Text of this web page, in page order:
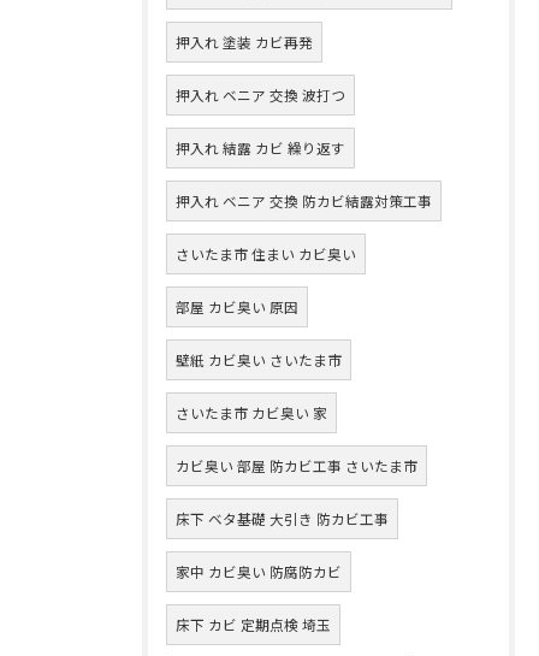
押入れ 塗装 カビ再発
押入れ ベニア 交換 波打つ
押入れ 結露 カビ 繰り返す
押入れ ベニア 交換 防カビ結露対策工事
さいたま市 住まい カビ臭い
部屋 カビ臭い 原因
壁紙 カビ臭い さいたま市
さいたま市 カビ臭い 家
カビ臭い 部屋 防カビ工事 さいたま市
床下 ベタ基礎 大引き 防カビ工事
家中 カビ臭い 防腐防カビ
床下 カビ 定期点検 埼玉